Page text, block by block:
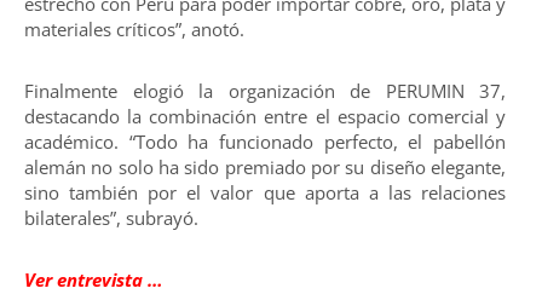
materiales críticos”, anotó.
Finalmente elogió la organización de PERUMIN 37,
destacando la combinación entre el espacio comercial y
académico. “Todo ha funcionado perfecto, el pabellón
alemán no solo ha sido premiado por su diseño elegante,
sino también por el valor que aporta a las relaciones
bilaterales”, subrayó.
Ver entrevista …